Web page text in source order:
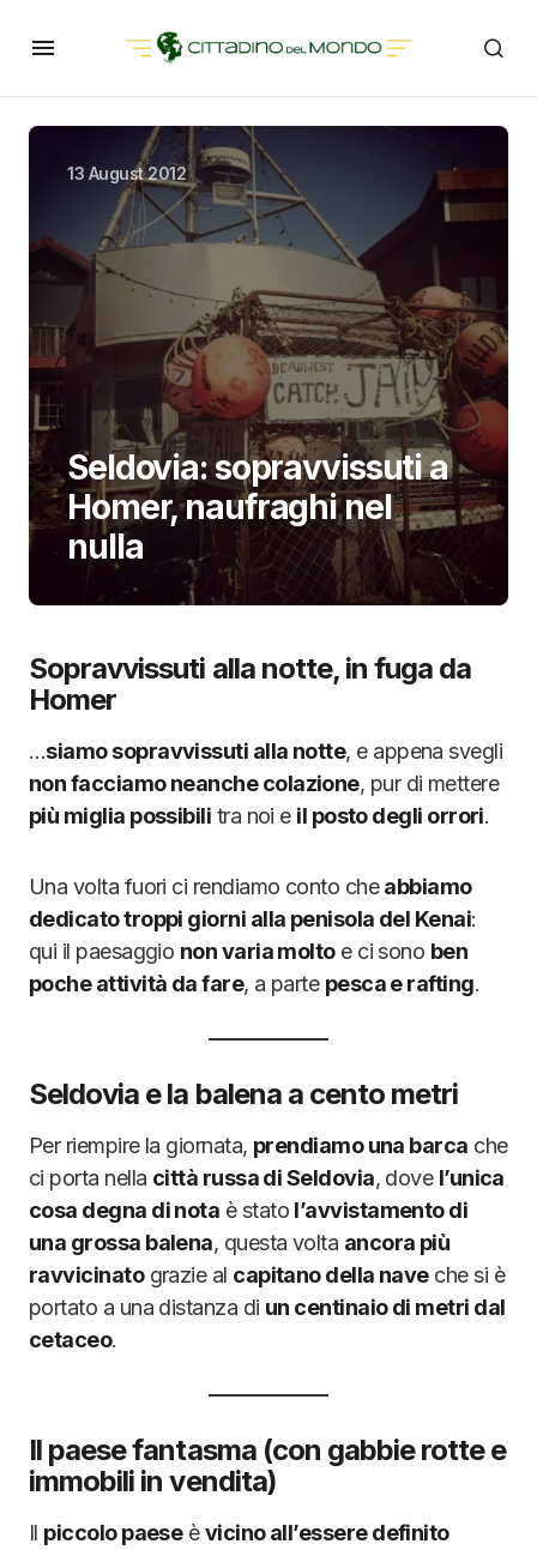
13 August 2012
Seldovia: sopravvissuti a
Homer, naufraghi nel
nulla
Sopravvissuti alla notte, in fuga da
Homer
…siamo sopravvissuti alla notte, e appena svegli
non facciamo neanche colazione, pur di mettere
più miglia possibili tra noi e il posto degli orrori.
Una volta fuori ci rendiamo conto cheabbiamo
dedicato troppi giorni alla penisola del Kenai:
qui il paesaggio non varia moltoe ci sono ben
poche attività da fare, a parte pesca e rafting.
Seldovia e la balena a cento metri
Per riempire la giornata, prendiamo una barca che
ci porta nella città russa di Seldovia, dove l’unica
cosa degna di nota è stato l’avvistamento di
una grossa balena, questa volta ancora più
ravvicinatograzie al capitano della naveche si è
portato a una distanza di un centinaio di metri dal
cetaceo.
Il paese fantasma (con gabbie rotte e
immobili in vendita)
Il piccolo paeseèvicino all’essere definito